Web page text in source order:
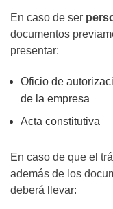
En caso de ser
documentos
presentar:
Oficio de
de la empresa
Acta constitutiva
En caso de que el
además de los
deberá llevar: